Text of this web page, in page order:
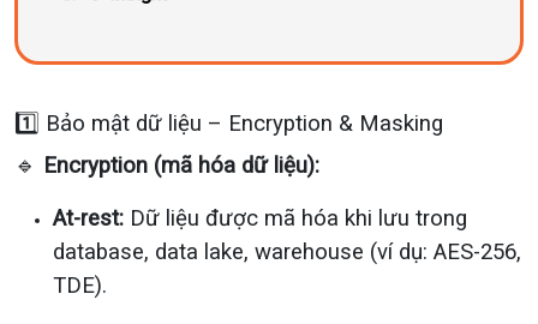
1️⃣ Bảo mật dữ liệu – Encryption & Masking
🔹 Encryption (mã hóa dữ liệu):
At-rest: Dữ liệu được mã hóa khi lưu trong
database, data lake, warehouse (ví dụ: AES-256,
TDE).